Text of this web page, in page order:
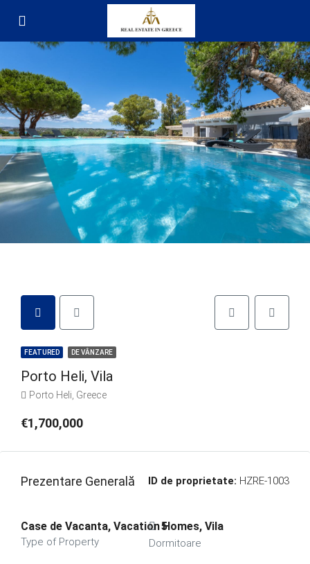
FEATURED DE VÂNZARE
Porto Heli, Vila
Porto Heli, Greece
€1,700,000
Prezentare Generală ID de proprietate: HZRE-1003
Case de Vacanta, Vacation Homes, Vila
Type of Property
5
Dormitoare